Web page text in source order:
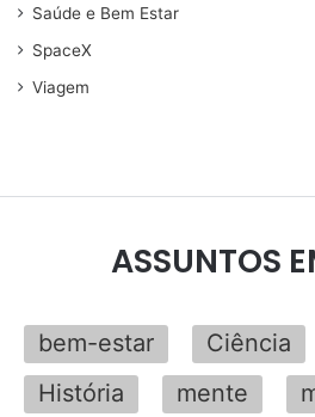
Saúde e Bem Estar
SpaceX
Viagem
ASSUNTOS
bem-estar Ciência
História
mente